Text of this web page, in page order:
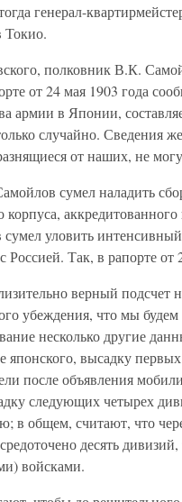
генерал-
Токио.
полковник В.К.
от 24 мая 1903 года
армии в Японии,
случайно. Сведения
от наших, не
сумел наладить
корпуса,
уловить
Россией. Так, в рапорте
верный
убеждения, что мы
несколько другие
японского, высадку
после объявления
следующих четырех
в общем, считают, что
десять
войсками.